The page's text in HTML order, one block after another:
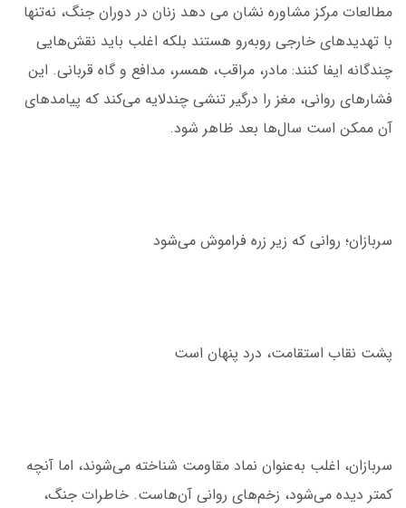
مطالعات مرکز مشاوره نشان می دهد زنان در دوران جنگ، نه‌تنها
با تهدیدهای خارجی روبه‌رو هستند بلکه اغلب باید نقش‌هایی
چندگانه ایفا کنند: مادر، مراقب، همسر، مدافع و گاه قربانی. این
فشارهای روانی، مغز را درگیر تنشی چندلایه می‌کند که پیامدهای
آن ممکن است سال‌ها بعد ظاهر شود.
سربازان؛ روانی که زیر زره فراموش می‌شود
پشت نقاب استقامت، درد پنهان است
سربازان، اغلب به‌عنوان نماد مقاومت شناخته می‌شوند، اما آنچه
کمتر دیده می‌شود، زخم‌های روانی آن‌هاست. خاطرات جنگ،